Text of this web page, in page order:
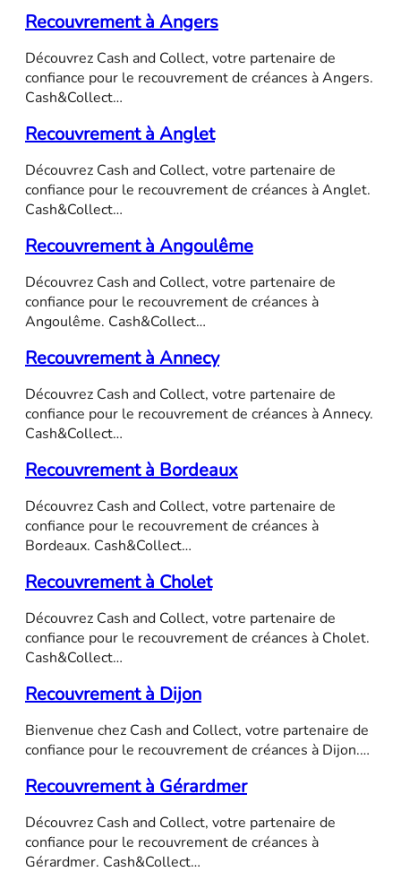
Recouvrement à Angers
Découvrez Cash and Collect, votre partenaire de
confiance pour le recouvrement de créances à Angers.
Cash&Collect…
Recouvrement à Anglet
Découvrez Cash and Collect, votre partenaire de
confiance pour le recouvrement de créances à Anglet.
Cash&Collect…
Recouvrement à Angoulême
Découvrez Cash and Collect, votre partenaire de
confiance pour le recouvrement de créances à
Angoulême. Cash&Collect…
Recouvrement à Annecy
Découvrez Cash and Collect, votre partenaire de
confiance pour le recouvrement de créances à Annecy.
Cash&Collect…
Recouvrement à Bordeaux
Découvrez Cash and Collect, votre partenaire de
confiance pour le recouvrement de créances à
Bordeaux. Cash&Collect…
Recouvrement à Cholet
Découvrez Cash and Collect, votre partenaire de
confiance pour le recouvrement de créances à Cholet.
Cash&Collect…
Recouvrement à Dijon
Bienvenue chez Cash and Collect, votre partenaire de
confiance pour le recouvrement de créances à Dijon.…
Recouvrement à Gérardmer
Découvrez Cash and Collect, votre partenaire de
confiance pour le recouvrement de créances à
Gérardmer. Cash&Collect…